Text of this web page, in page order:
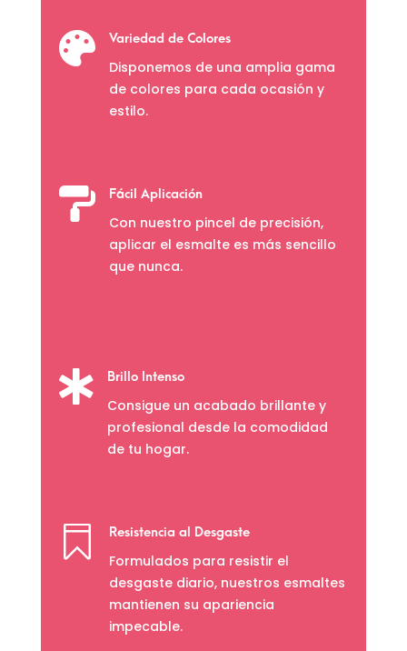
 Variedad de Colores
Disponemos de una amplia gama
de colores para cada ocasión y
estilo.
 Fácil Aplicación
Con nuestro pincel de precisión,
aplicar el esmalte es más sencillo
que nunca.
 Brillo Intenso
Consigue un acabado brillante y
profesional desde la comodidad
de tu hogar.
 Resistencia al Desgaste
Formulados para resistir el
desgaste diario, nuestros esmaltes
mantienen su apariencia
impecable.